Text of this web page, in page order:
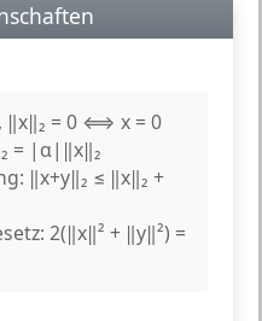
‖x‖₂ = 0 ⟺ x = 0
= |α|‖x‖₂
‖x+y‖₂ ≤ ‖x‖₂ +
2(‖x‖² + ‖y‖²) =